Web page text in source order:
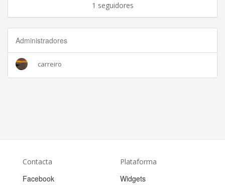
1 seguidores
Administradores
carreiro
Contacta
Facebook
Plataforma
Widgets